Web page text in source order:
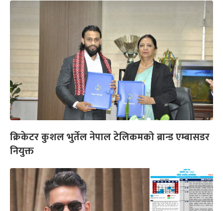
क्रिकेटर कुशल भुर्तेल नेपाल टेलिकमको ब्रान्ड एम्बासडर
नियुक्त